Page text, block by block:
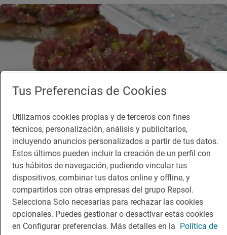
Restaurante Guía Repsol
AskuaBarra
Restaurante · Madrid, Madrid
¡Mantente al tanto!
Tus Preferencias de Cookies
Utilizamos cookies propias y de terceros con fines
técnicos, personalización, análisis y publicitarios,
incluyendo anuncios personalizados a partir de tus datos.
Estos últimos pueden incluir la creación de un perfil con
tus hábitos de navegación, pudiendo vincular tus
dispositivos, combinar tus datos online y offline, y
compartirlos con otras empresas del grupo Repsol.
Selecciona Solo necesarias para rechazar las cookies
opcionales. Puedes gestionar o desactivar estas cookies
en Configurar preferencias. Más detalles en la Política de